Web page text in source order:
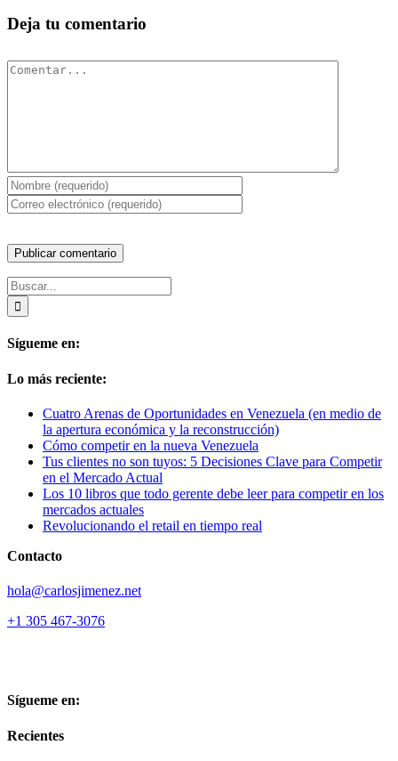
Deja tu comentario
Comentar
Buscar:
Sígueme en:
Lo más reciente:
Cuatro Arenas de Oportunidades en Venezuela (en medio de
la apertura económica y la reconstrucción)
Cómo competir en la nueva Venezuela
Tus clientes no son tuyos: 5 Decisiones Clave para Competir
en el Mercado Actual
Los 10 libros que todo gerente debe leer para competir en los
mercados actuales
Revolucionando el retail en tiempo real
Contacto
hola@carlosjimenez.net
+1 305 467-3076
Sígueme en:
Recientes